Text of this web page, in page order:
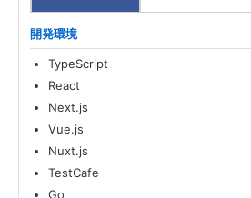
開発環境
TypeScript
React
Next.js
Vue.js
Nuxt.js
TestCafe
Go